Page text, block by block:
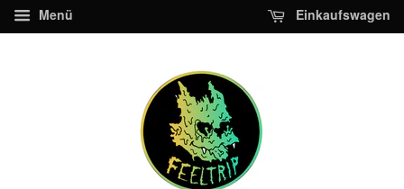
Menü Einkaufswagen